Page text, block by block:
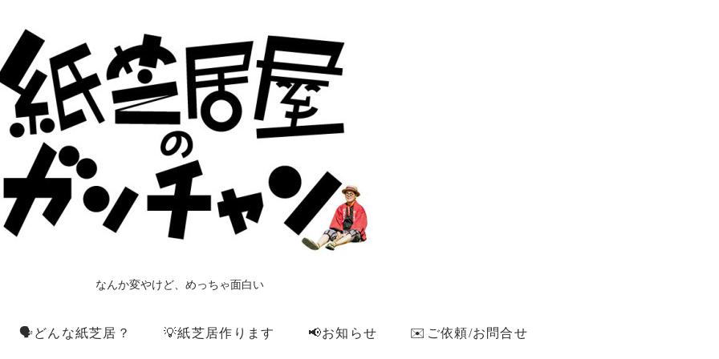
なんか変やけど、めっちゃ面白い
🗣️どんな紙芝居？ 💡紙芝居作ります 📢お知らせ ✉️ご依頼/お問合せ